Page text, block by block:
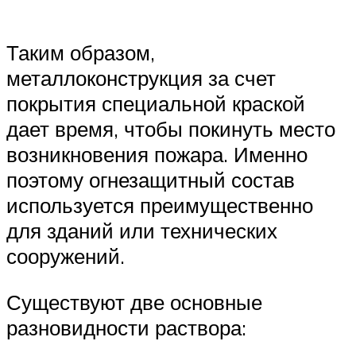
Таким образом,
металлоконструкция за счет
покрытия специальной краской
дает время, чтобы покинуть место
возникновения пожара. Именно
поэтому огнезащитный состав
используется преимущественно
для зданий или технических
сооружений.
Существуют две основные
разновидности раствора: